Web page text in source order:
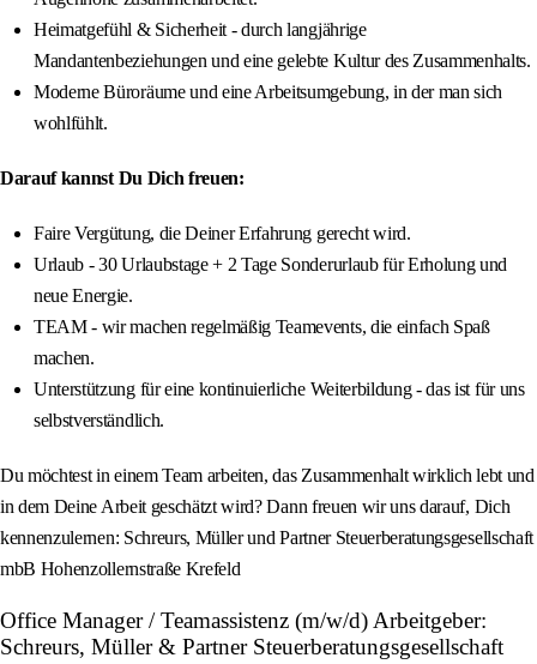
Heimatgefühl & Sicherheit - durch langjährige
Mandantenbeziehungen und eine gelebte Kultur des Zusammenhalts.
Moderne Büroräume und eine Arbeitsumgebung, in der man sich
wohlfühlt.
Darauf kannst Du Dich freuen:
Faire Vergütung, die Deiner Erfahrung gerecht wird.
Urlaub - 30 Urlaubstage + 2 Tage Sonderurlaub für Erholung und
neue Energie.
TEAM - wir machen regelmäßig Teamevents, die einfach Spaß
machen.
Unterstützung für eine kontinuierliche Weiterbildung - das ist für uns
selbstverständlich.
Du möchtest in einem Team arbeiten, das Zusammenhalt wirklich lebt und
in dem Deine Arbeit geschätzt wird? Dann freuen wir uns darauf, Dich
kennenzulernen: Schreurs, Müller und Partner Steuerberatungsgesellschaft
mbB Hohenzollernstraße Krefeld
Office Manager / Teamassistenz (m/w/d) Arbeitgeber:
Schreurs, Müller & Partner Steuerberatungsgesellschaft